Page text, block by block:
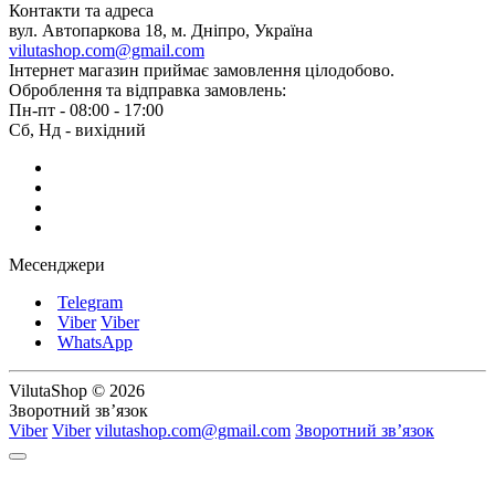
Контакти та адреса
вул. Автопаркова 18, м. Дніпро, Україна
vilutashop.com@gmail.com
Інтернет магазин приймає замовлення цілодобово.
Оброблення та відправка замовлень:
Пн-пт - 08:00 - 17:00
Сб, Нд - вихідний
Месенджери
Telegram
Viber Viber
WhatsApp
VilutaShop © 2026
Зворотний зв’язок
Viber Viber vilutashop.com@gmail.com Зворотний зв’язок